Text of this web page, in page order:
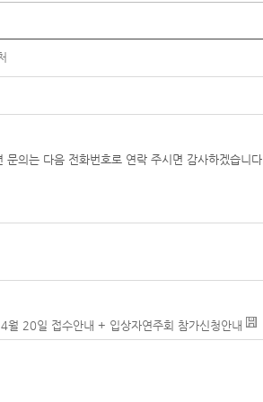
의는 다음 전화번호로 연락 주시면 감사하겠습니다.
20일 접수안내 + 입상자연주회 참가신청안내